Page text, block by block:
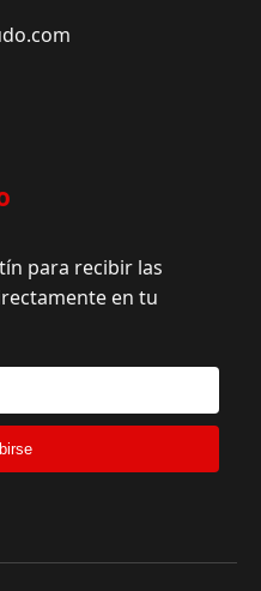
para recibir las
en tu